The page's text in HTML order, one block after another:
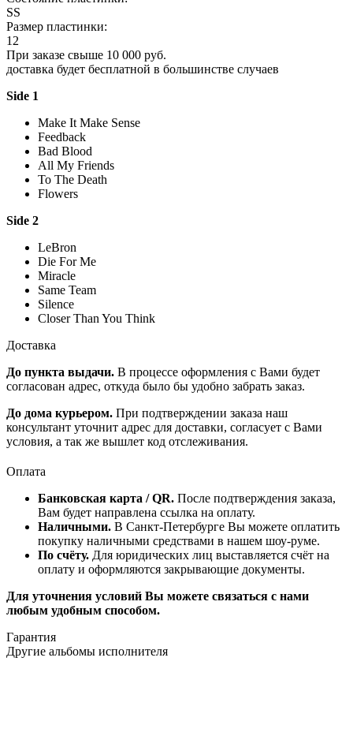
SS
Размер пластинки:
12
При заказе свыше 10 000 руб.
доставка будет бесплатной в большинстве случаев
Side 1
Make It Make Sense
Feedback
Bad Blood
All My Friends
To The Death
Flowers
Side 2
LeBron
Die For Me
Miracle
Same Team
Silence
Closer Than You Think
Доставка
До пункта выдачи. В процессе оформления с Вами будет
согласован адрес, откуда было бы удобно забрать заказ.
До дома курьером. При подтверждении заказа наш
консультант уточнит адрес для доставки, согласует с Вами
условия, а так же вышлет код отслеживания.
Оплата
Банковская карта / QR. После подтверждения заказа,
Вам будет направлена ссылка на оплату.
Наличными. В Санкт-Петербурге Вы можете оплатить
покупку наличными средствами в нашем шоу-руме.
По счёту. Для юридических лиц выставляется счёт на
оплату и оформляются закрывающие документы.
Для уточнения условий Вы можете связаться с нами
любым удобным способом.
Гарантия
Другие альбомы исполнителя